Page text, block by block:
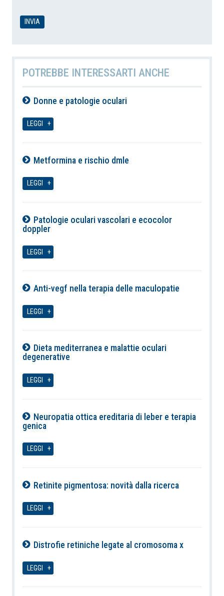
POTREBBE INTERESSARTI ANCHE
Donne e patologie oculari
LEGGI
Metformina e rischio dmle
LEGGI
Patologie oculari vascolari e ecocolor
doppler
LEGGI
Anti-vegf nella terapia delle maculopatie
LEGGI
Dieta mediterranea e malattie oculari
degenerative
LEGGI
Neuropatia ottica ereditaria di leber e terapia
genica
LEGGI
Retinite pigmentosa: novità dalla ricerca
LEGGI
Distrofie retiniche legate al cromosoma x
LEGGI